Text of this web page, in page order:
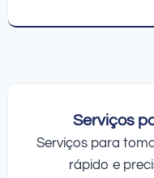
Serviços
Serviços para
rápido e